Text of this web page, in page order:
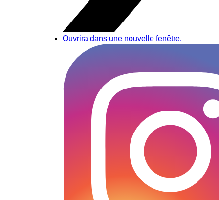
Ouvrira dans une nouvelle fenêtre.